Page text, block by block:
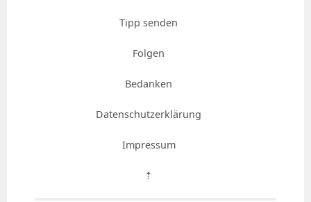
Tipp senden
Folgen
Bedanken
Datenschutzerklärung
Impressum
⇡